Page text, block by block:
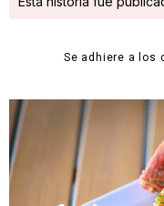
Se adhiere a los